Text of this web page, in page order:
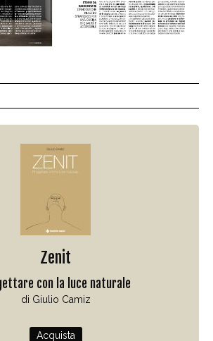
Zenit
con la luce naturale
di Giulio Camiz
Acquista